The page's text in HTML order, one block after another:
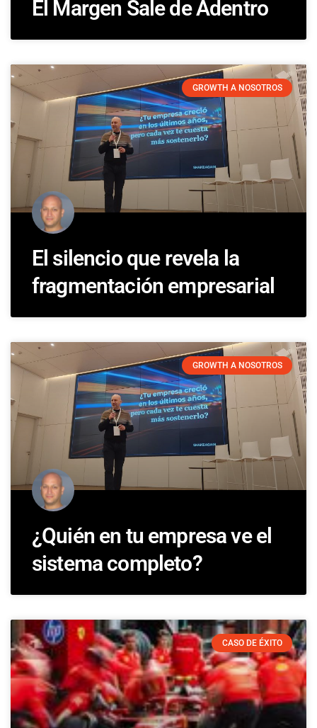
El Margen Sale de Adentro
GROWTH A NOSOTROS
El silencio que revela la
fragmentación empresarial
GROWTH A NOSOTROS
¿Quién en tu empresa ve el
sistema completo?
CASO DE ÉXITO